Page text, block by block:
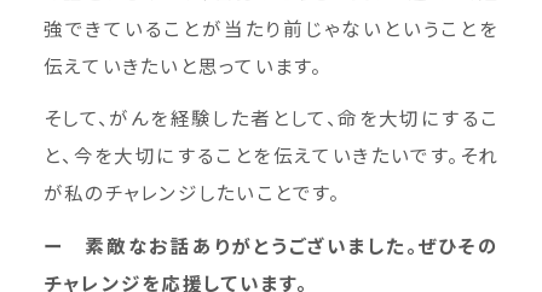
強できていることが当たり前じゃないということを
伝えていきたいと思っています。
そして、がんを経験した者として、命を大切にするこ
と、今を大切にすることを伝えていきたいです。それ
が私のチャレンジしたいことです。
ー 素敵なお話ありがとうございました。ぜひその
チャレンジを応援しています。